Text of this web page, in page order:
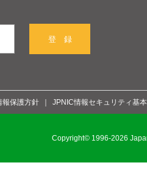
登 録
報保護方針 JPNIC情報セキュリティ基
Copyright© 1996-2026